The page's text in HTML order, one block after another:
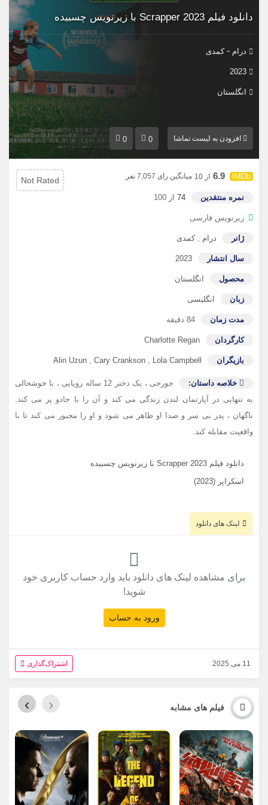
دانلود فیلم Scrapper 2023 با زیرنویس چسبیده
درام -کمدی
2023
انگلستان
افزودن به لیست تماشا 0
0
6.9 از 10 میانگین رای 7,057 نفر
نمره منتقدین 74 از 100
زیرنویس فارسی
ژانر درام ,کمدی
سال انتشار 2023
محصول انگلستان
زبان انگلیسی
مدت زمان 84 دقیقه
کارگردان Charlotte Regan
بازیگران Alin Uzun , Cary Crankson , Lola Campbell
خلاصه داستان:
جورجی ، یک دختر 12 ساله رویایی ، با خوشحالی
به تنهایی در آپارتمان لندن زندگی می کند و آن را با جادو پر می کند.
ناگهان ، پدر بی سر و صدا او ظاهر می شود و او را مجبور می کند تا با
واقعیت مقابله کند.
Not Rated
دانلود فیلم Scrapper 2023 با زیرنویس چسبیده
اسکراپر (2023)
لینک های دانلود
برای مشاهده لینک های دانلود باید وارد حساب کاربری خود
شوید!
ورود به حساب
11 می 2025 اشتراک‌گذاری
فیلم های مشابه ‹
›